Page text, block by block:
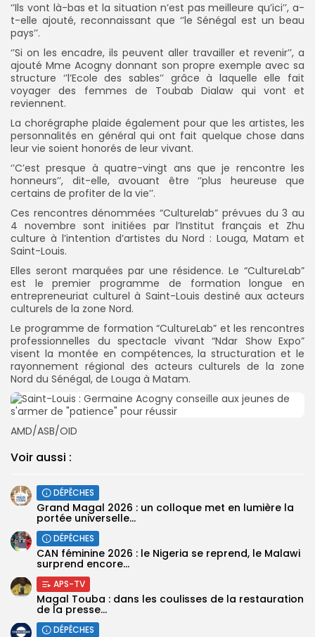
‘’Ils vont là-bas et la situation n’est pas meilleure qu’ici’’, a-
t-elle ajouté, reconnaissant que ‘’le Sénégal est un beau
pays’’.
‘’Si on les encadre, ils peuvent aller travailler et revenir’’, a
ajouté Mme Acogny donnant son propre exemple avec sa
structure ‘’l’Ecole des sables’’ grâce à laquelle elle fait
voyager des femmes de Toubab Dialaw qui vont et
reviennent.
La chorégraphe plaide également pour que les artistes, les
personnalités en général qui ont fait quelque chose dans
leur vie soient honorés de leur vivant.
‘’C’est presque à quatre-vingt ans que je rencontre les
honneurs’’, dit-elle, avouant être ‘’plus heureuse que
certains de profiter de la vie’’.
Ces rencontres dénommées “Culturelab” prévues du 3 au
4 novembre sont initiées par l’Institut français et Zhu
culture à l’intention d’artistes du Nord : Louga, Matam et
Saint-Louis.
Elles seront marquées par une résidence. Le “CultureLab”
est le premier programme de formation longue en
entrepreneuriat culturel à Saint-Louis destiné aux acteurs
culturels de la zone Nord.
Le programme de formation “CultureLab” et les rencontres
professionnelles du spectacle vivant “Ndar Show Expo”
visent la montée en compétences, la structuration et le
rayonnement régional des acteurs culturels de la zone
Nord du Sénégal, de Louga à Matam.
AMD/ASB/OID
Voir aussi :
DÉPÊCHES
Grand Magal 2026 : un colloque met en lumière la
portée universelle...
DÉPÊCHES
‎CAN féminine 2026 : le Nigeria se reprend, le Malawi
surprend encore...
APS-TV
Magal Touba : dans les coulisses de la restauration
de la presse...
DÉPÊCHES